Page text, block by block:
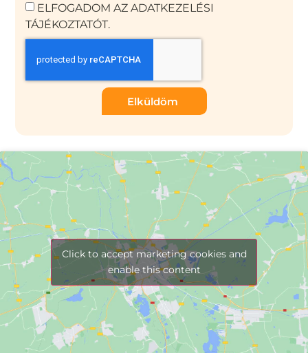
ELFOGADOM AZ ADATKEZELÉSI
TÁJÉKOZTATÓT.
Elküldöm
Click to accept marketing cookies and
enable this content